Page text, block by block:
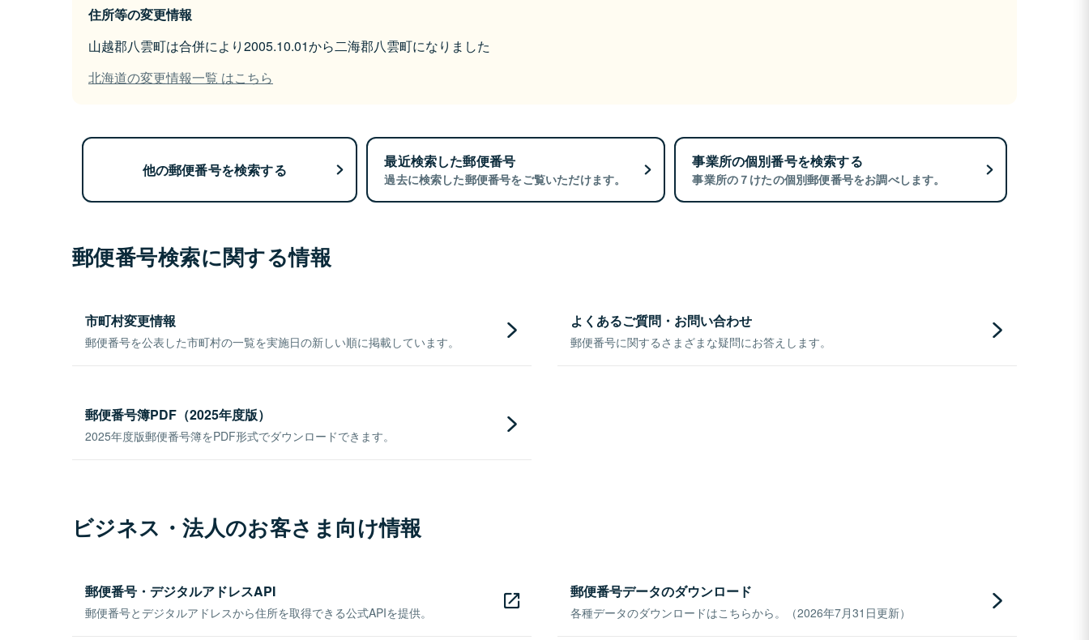
住所等の変更情報
山越郡八雲町は合併により2005.10.01から二海郡八雲町になりました
北海道の変更情報一覧 はこちら
他の郵便番号を検索する 最近検索した郵便番号
過去に検索した郵便番号をご覧いただけます。
事業所の個別番号を検索する
事業所の７けたの個別郵便番号をお調べします。
郵便番号検索に関する情報
市町村変更情報
郵便番号を公表した市町村の一覧を実施日の新しい順に掲載しています。
よくあるご質問・お問い合わせ
郵便番号に関するさまざまな疑問にお答えします。
郵便番号簿PDF（2025年度版）
2025年度版郵便番号簿をPDF形式でダウンロードできます。
ビジネス・法人のお客さま向け情報
郵便番号・デジタルアドレスAPI
郵便番号とデジタルアドレスから住所を取得できる公式APIを提供。
郵便番号データのダウンロード
各種データのダウンロードはこちらから。（2026年7月31日更新）